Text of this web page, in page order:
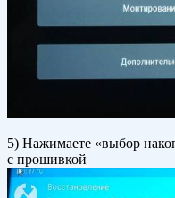
5) Нажимаете «выбор
с прошивкой